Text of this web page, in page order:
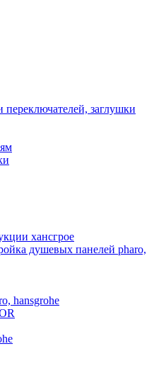
переключателей, заглушки
хансгрое
душевых панелей pharo,
hansgrohe